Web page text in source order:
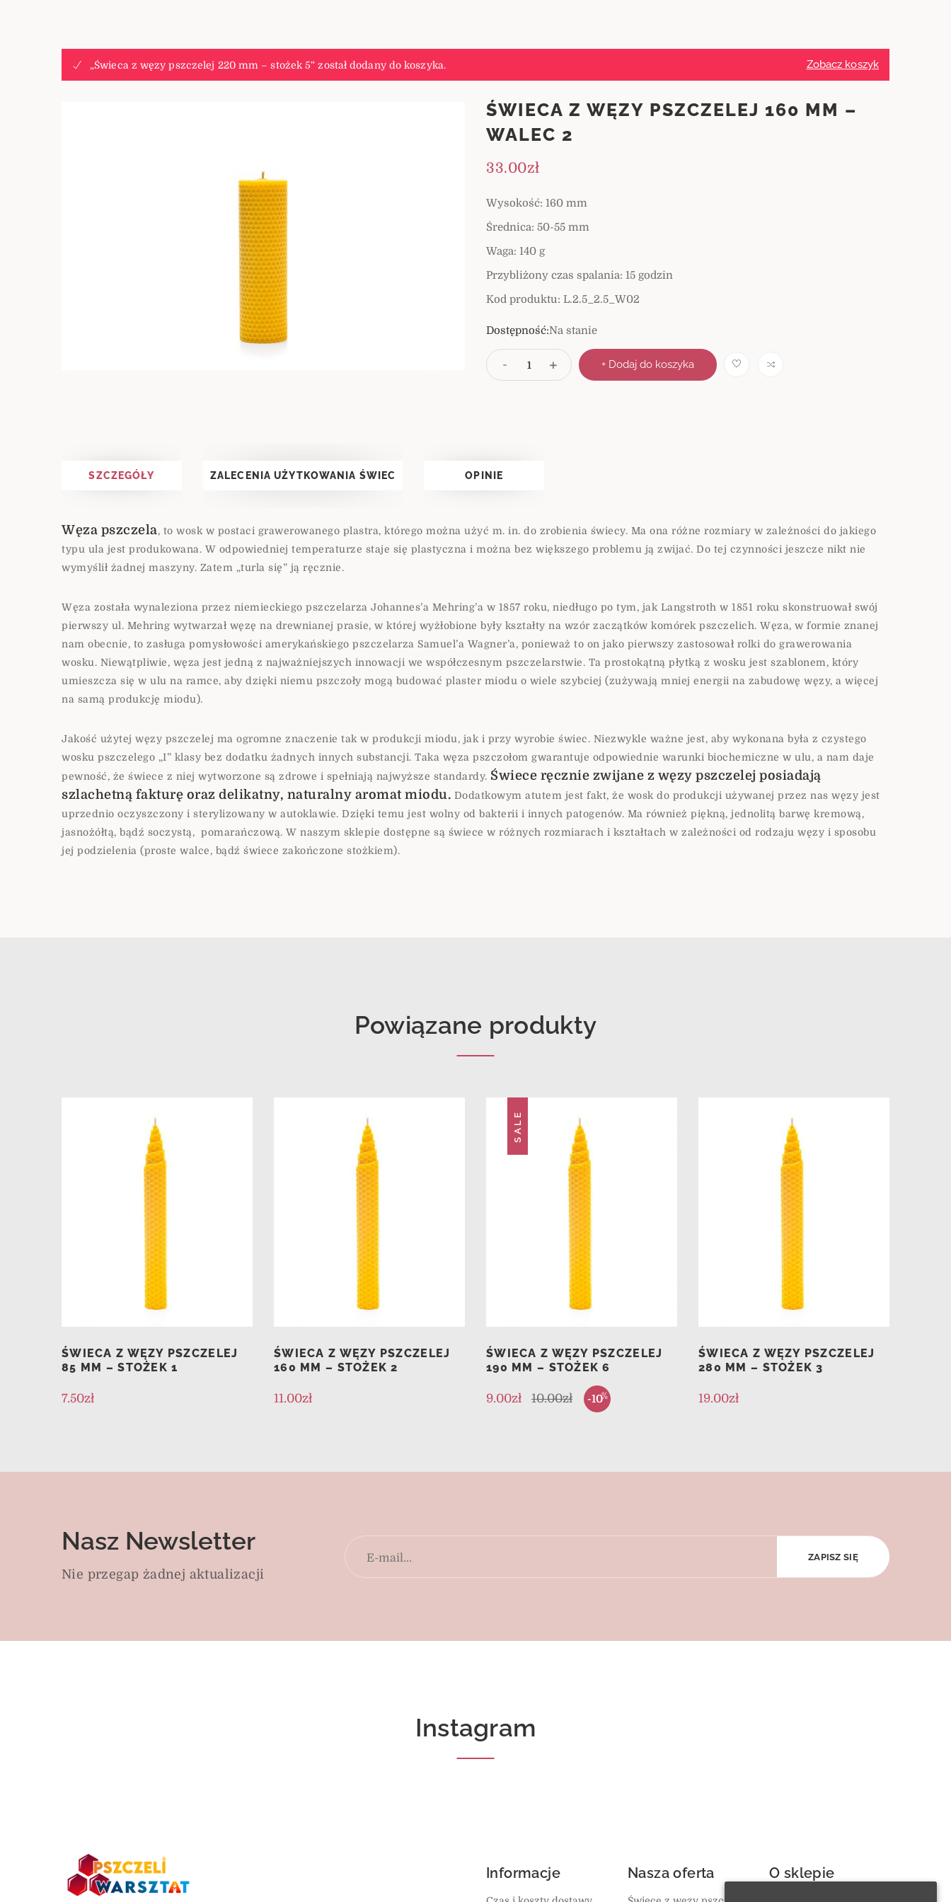
Zobacz koszyk
„Świeca z węzy pszczelej 220 mm – stożek 5“ został dodany do koszyka.
ŚWIECA Z WĘZY PSZCZELEJ 160 MM –
WALEC 2
33.00zł
Wysokość: 160 mm
Średnica: 50-55 mm
Waga: 140 g
Przybliżony czas spalania: 15 godzin
Kod produktu: L.2.5_2.5_W02
Dostępność:Na stanie
I
l
- + + Dodaj do koszyka
SZCZEGÓŁY ZALECENIA UŻYTKOWANIA ŚWIEC OPINIE
Węza pszczela, to wosk w postaci grawerowanego plastra, którego można użyć m. in. do zrobienia świecy. Ma ona różne rozmiary w zależności do jakiego
typu ula jest produkowana. W odpowiedniej temperaturze staje się plastyczna i można bez większego problemu ją zwijać. Do tej czynności jeszcze nikt nie
wymyślił żadnej maszyny. Zatem „turla się” ją ręcznie.
Węza została wynaleziona przez niemieckiego pszczelarza Johannes’a Mehring’a w 1857 roku, niedługo po tym, jak Langstroth w 1851 roku skonstruował swój
pierwszy ul. Mehring wytwarzał węzę na drewnianej prasie, w której wyżłobione były kształty na wzór zaczątków komórek pszczelich. Węza, w formie znanej
nam obecnie, to zasługa pomysłowości amerykańskiego pszczelarza Samuel’a Wagner’a, ponieważ to on jako pierwszy zastosował rolki do grawerowania
wosku. Niewątpliwie, węza jest jedną z najważniejszych innowacji we współczesnym pszczelarstwie. Ta prostokątną płytką z wosku jest szablonem, który
umieszcza się w ulu na ramce, aby dzięki niemu pszczoły mogą budować plaster miodu o wiele szybciej (zużywają mniej energii na zabudowę węzy, a więcej
na samą produkcję miodu).
Jakość użytej węzy pszczelej ma ogromne znaczenie tak w produkcji miodu, jak i przy wyrobie świec. Niezwykle ważne jest, aby wykonana była z czystego
wosku pszczelego „I” klasy bez dodatku żadnych innych substancji. Taka węza pszczołom gwarantuje odpowiednie warunki biochemiczne w ulu, a nam daje
pewność, że świece z niej wytworzone są zdrowe i spełniają najwyższe standardy. Świece ręcznie zwijane z węzy pszczelej posiadają
szlachetną fakturę oraz delikatny, naturalny aromat miodu. Dodatkowym atutem jest fakt, że wosk do produkcji używanej przez nas węzy jest
uprzednio oczyszczony i sterylizowany w autoklawie. Dzięki temu jest wolny od bakterii i innych patogenów. Ma również piękną, jednolitą barwę kremową,
jasnożółtą, bądź soczystą, pomarańczową. W naszym sklepie dostępne są świece w różnych rozmiarach i kształtach w zależności od rodzaju węzy i sposobu
jej podzielenia (proste walce, bądź świece zakończone stożkiem).
Powiązane produkty
ŚWIECA Z WĘZY PSZCZELEJ
85 MM – STOŻEK 1
7.50zł
ŚWIECA Z WĘZY PSZCZELEJ
160 MM – STOŻEK 2
11.00zł
SALE
ŚWIECA Z WĘZY PSZCZELEJ
190 MM – STOŻEK 6
10.00zł
9.00zł -10%
ŚWIECA Z WĘZY PSZCZELEJ
280 MM – STOŻEK 3
19.00zł
Nasz Newsletter
Nie przegap żadnej aktualizacji
Instagram
Informacje Nasza oferta O sklepie